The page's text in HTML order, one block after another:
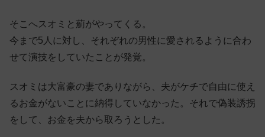
そこへスオミと薊がやってくる。
今まで5人に対し、それぞれの男性に愛されるように合わ
せて演技をしていたことが発覚。
スオミは大富豪の妻でありながら、夫がケチで自由に使え
るお金がないことに納得していなかった。それで偽装誘拐
をして、お金を夫から取ろうとした。